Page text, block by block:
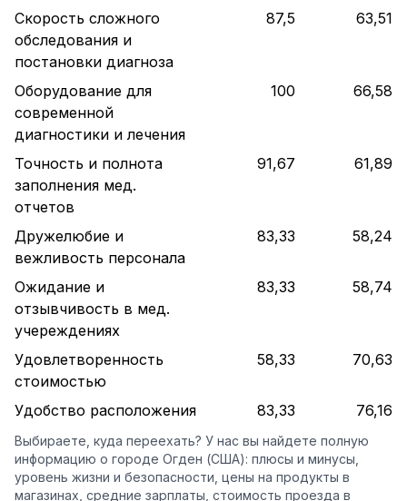
Скорость сложного
обследования и
постановки диагноза
87,5 63,51
Оборудование для
современной
диагностики и лечения
100 66,58
Точность и полнота
заполнения мед.
отчетов
91,67 61,89
Дружелюбие и
вежливость персонала
83,33 58,24
Ожидание и
отзывчивость в мед.
учереждениях
83,33 58,74
Удовлетворенность
стоимостью
58,33 70,63
Удобство расположения 83,33 76,16
Выбираете, куда переехать? У нас вы найдете полную
информацию о городе Огден (США): плюсы и минусы,
уровень жизни и безопасности, цены на продукты в
магазинах, средние зарплаты, стоимость проезда в